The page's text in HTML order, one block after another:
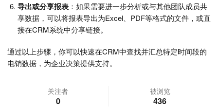
导出或分享报表 ：如果需要进一步分析或与其他团队成员共
享数据，可以将报表导出为Excel、PDF等格式的文件，或直
接在CRM系统中分享链接。
通过以上步骤，你可以快速在CRM中查找并汇总特定时间段的
电销数据，为企业决策提供支持。
关注者
0
被浏览
436